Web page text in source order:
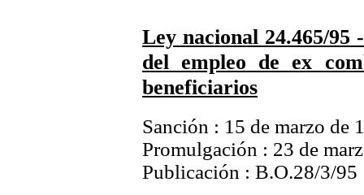
Ley nacional 24.465/95
del empleo de ex
beneficiarios
Sanción : 15 de marzo de
Promulgación : 23 de
Publicación : B.O.28/3/95